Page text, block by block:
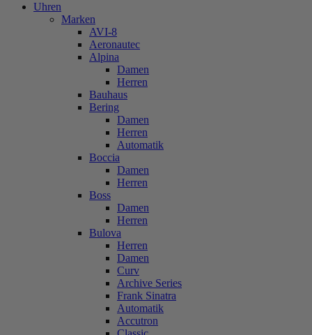
Uhren
Marken
AVI-8
Aeronautec
Alpina
Damen
Herren
Bauhaus
Bering
Damen
Herren
Automatik
Boccia
Damen
Herren
Boss
Damen
Herren
Bulova
Herren
Damen
Curv
Archive Series
Frank Sinatra
Automatik
Accutron